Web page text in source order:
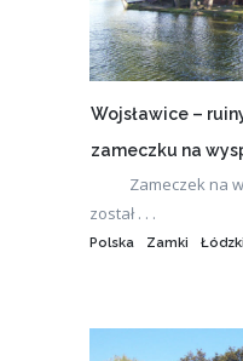
Wojsławice –
zameczku na
Zameczek na
został . . .
Polska Zamki